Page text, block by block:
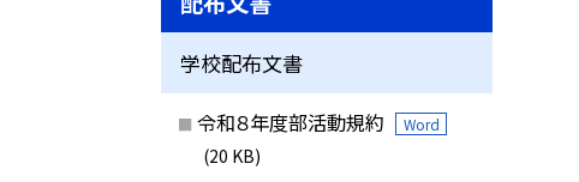
学校配布文書
令和８年度部活動規約 Word
(20 KB)